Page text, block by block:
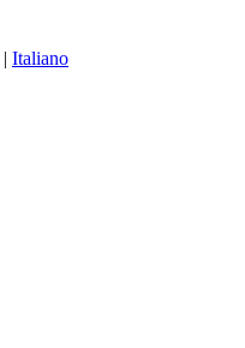
| Italiano